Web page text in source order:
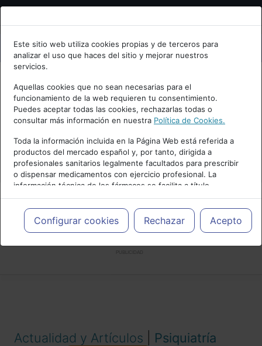
Bienvenid@ a psiquiatria.com
Escribe tu Email
Accede o regístrate con tu email.
Cancelar
Este sitio web utiliza cookies propias y de terceros para
analizar el uso que haces del sitio y mejorar nuestros
servicios.
Aquellas cookies que no sean necesarias para el
funcionamiento de la web requieren tu consentimiento.
Puedes aceptar todas las cookies, rechazarlas todas o
consultar más información en nuestra Política de Cookies.
Toda la información incluida en la Página Web está referida a
productos del mercado español y, por tanto, dirigida a
profesionales sanitarios legalmente facultados para prescribir
o dispensar medicamentos con ejercicio profesional. La
información técnica de los fármacos se facilita a título
meramente informativo, siendo responsabilidad de los
profesionales facultados prescribir medicamentos y decidir, en
cada caso concreto, el tratamiento más adecuado a las
necesidades del paciente.
Configurar cookies Rechazar Acepto
Actualidad y Artículos
Psiquiatría